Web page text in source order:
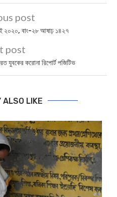
post
২০২০, বাং-২৮ আষাঢ় ১৪২৭
post
যুবকের করোনা রিপোর্ট পজিটিভ
ALSO LIKE